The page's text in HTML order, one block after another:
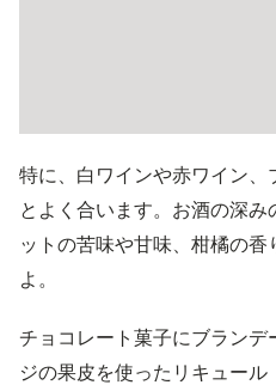
特に、白ワインや赤ワイン
とよく合います。お酒の深
ットの苦味や甘味、柑橘の
よ。
チョコレート菓子にブラン
ジの果皮を使ったリキュー